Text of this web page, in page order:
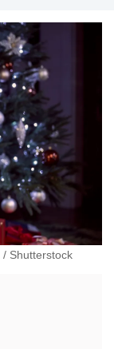
/ Shutterstock